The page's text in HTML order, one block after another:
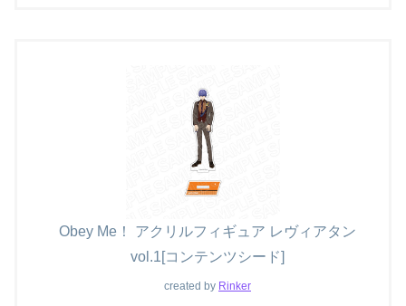
Obey Me！ アクリルフィギュア レヴィアタン
vol.1[コンテンツシード]
created by Rinker